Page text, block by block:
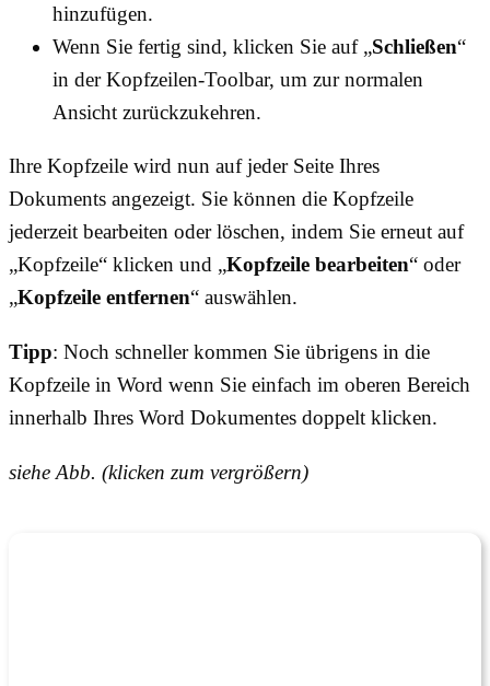
hinzufügen.
Wenn Sie fertig sind, klicken Sie auf „Schließen“
in der Kopfzeilen-Toolbar, um zur normalen
Ansicht zurückzukehren.
Ihre Kopfzeile wird nun auf jeder Seite Ihres
Dokuments angezeigt. Sie können die Kopfzeile
jederzeit bearbeiten oder löschen, indem Sie erneut auf
„Kopfzeile“ klicken und „Kopfzeile bearbeiten“ oder
„Kopfzeile entfernen“ auswählen.
Tipp: Noch schneller kommen Sie übrigens in die
Kopfzeile in Word wenn Sie einfach im oberen Bereich
innerhalb Ihres Word Dokumentes doppelt klicken.
siehe Abb. (klicken zum vergrößern)